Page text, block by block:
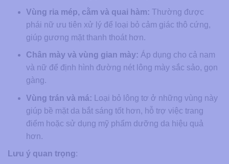
Vùng ria mép, cằm và quai hàm: Thường được
phái nữ ưu tiên xử lý để loại bỏ cảm giác thô cứng,
giúp gương mặt thanh thoát hơn.
Chân mày và vùng gian mày: Áp dụng cho cả nam
và nữ để định hình đường nét lông mày sắc sảo, gọn
gàng.
Vùng trán và má: Loại bỏ lông tơ ở những vùng này
giúp bề mặt da bắt sáng tốt hơn, hỗ trợ việc trang
điểm hoặc sử dụng mỹ phẩm dưỡng da hiệu quả
hơn.
Lưu ý quan trọng: